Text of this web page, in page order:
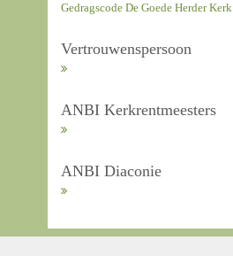
Gedragscode De Goede Herder Kerk
Vertrouwenspersoon
ANBI Kerkrentmeesters
ANBI Diaconie